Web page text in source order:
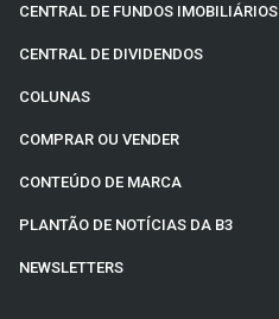
CENTRAL DE FUNDOS IMOBILIÁRIOS
CENTRAL DE DIVIDENDOS
COLUNAS
COMPRAR OU VENDER
CONTEÚDO DE MARCA
PLANTÃO DE NOTÍCIAS DA B3
NEWSLETTERS